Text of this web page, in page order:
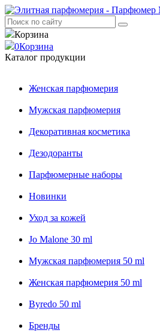
Корзина
0Корзина
Каталог продукции
Женская парфюмерия
Мужская парфюмерия
Декоративная косметика
Дезодоранты
Парфюмерные наборы
Новинки
Уход за кожей
Jo Malone 30 ml
Мужская парфюмерия 50 ml
Женская парфюмерия 50 ml
Byredo 50 ml
Бренды